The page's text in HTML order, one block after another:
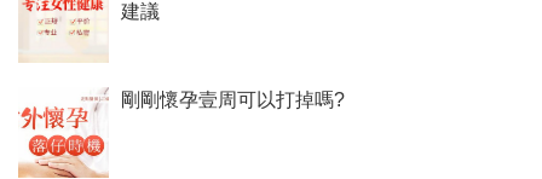
建議
剛剛懷孕壹周可以打掉嗎?